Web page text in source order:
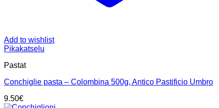
Add to wishlist
Pikakatselu
Pastat
Conchiglie pasta – Colombina 500g, Antico Pastificio Umbro
9.50€